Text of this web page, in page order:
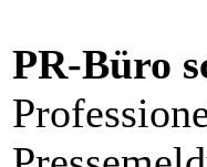
PR-Büro